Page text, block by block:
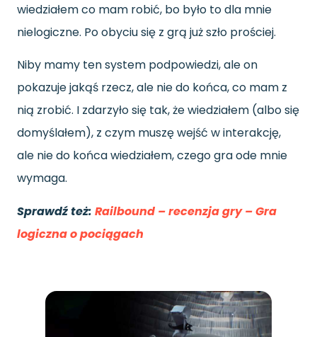
wiedziałem co mam robić, bo było to dla mnie
nielogiczne. Po obyciu się z grą już szło prościej.
Niby mamy ten system podpowiedzi, ale on
pokazuje jakąś rzecz, ale nie do końca, co mam z
nią zrobić. I zdarzyło się tak, że wiedziałem (albo się
domyślałem), z czym muszę wejść w interakcję,
ale nie do końca wiedziałem, czego gra ode mnie
wymaga.
Sprawdź też: Railbound – recenzja gry – Gra
logiczna o pociągach